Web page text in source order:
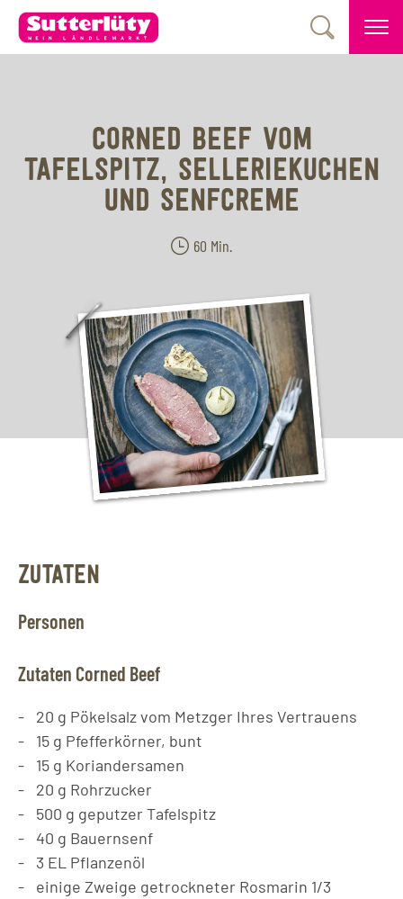
CORNED BEEF VOM
TAFELSPITZ, SELLERIEKUCHEN
UND SENFCREME
60 Min.
ZUTATEN
Personen
Zutaten Corned Beef
20 g Pökelsalz vom Metzger Ihres Vertrauens
15 g Pfefferkörner, bunt
15 g Koriandersamen
20 g Rohrzucker
500 g geputzer Tafelspitz
40 g Bauernsenf
3 EL Pflanzenöl
einige Zweige getrockneter Rosmarin 1/3